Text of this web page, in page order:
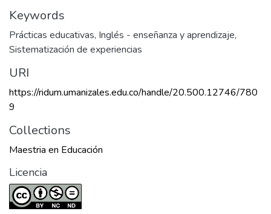
Keywords
Prácticas educativas, Inglés - enseñanza y aprendizaje,
Sistematización de experiencias
URI
https://ridum.umanizales.edu.co/handle/20.500.12746/780
9
Collections
Maestria en Educación
Licencia